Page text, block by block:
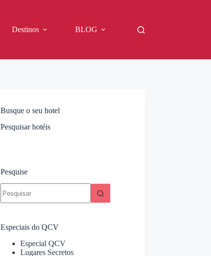
Destinos BLOG
Busque o seu hotel
Pesquisar hotéis
Pesquise
resultados
Especiais do QCV
Especial QCV
Lugares Secretos